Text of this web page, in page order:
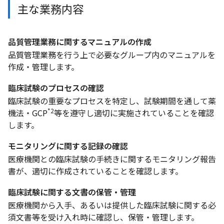
主な業務内容
品質管理業務に関するマニュアルの作成
品質管理業務を行う上で必要なグループ内のマニュアルを
作成・管理します。
臨床試験のプロセスの確認
臨床試験の重要なプロセスを特定し、試験期間を通して薬
機法・GCP*2等を遵守し適切に実施されていることを確認
します。
モニタリングに関する記録の確認
医療機関との臨床試験の手続きに関するモニタリング報告
書が、適切に作成されていることを確認します。
臨床試験に関する文書の保管・管理
医療機関から入手、あるいは提供した臨床試験に関する必
須文書等を受け入れ時に確認し、保管・管理します。